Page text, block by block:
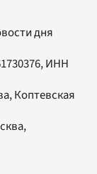
дня
ИНН
Коптевская
,